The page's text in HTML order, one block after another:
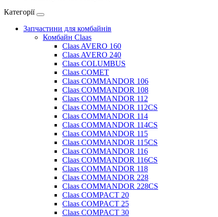
Категорії
Запчастини для комбайнів
Комбайн Claas
Claas AVERO 160
Claas AVERO 240
Claas COLUMBUS
Claas COMET
Claas COMMANDOR 106
Claas COMMANDOR 108
Claas COMMANDOR 112
Claas COMMANDOR 112CS
Claas COMMANDOR 114
Claas COMMANDOR 114CS
Claas COMMANDOR 115
Claas COMMANDOR 115CS
Claas COMMANDOR 116
Claas COMMANDOR 116CS
Claas COMMANDOR 118
Claas COMMANDOR 228
Claas COMMANDOR 228CS
Claas COMPACT 20
Claas COMPACT 25
Claas COMPACT 30